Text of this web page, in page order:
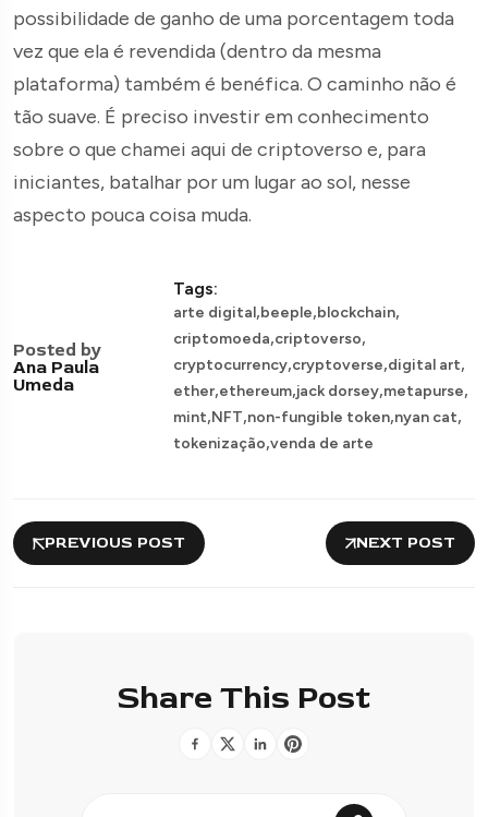
possibilidade de ganho de uma porcentagem toda
vez que ela é revendida (dentro da mesma
plataforma) também é benéfica. O caminho não é
tão suave. É preciso investir em conhecimento
sobre o que chamei aqui de criptoverso e, para
iniciantes, batalhar por um lugar ao sol, nesse
aspecto pouca coisa muda.
Posted by
Ana Paula
Umeda
Tags:
arte digital,beeple,blockchain,
criptomoeda,criptoverso,
cryptocurrency,cryptoverse,digital art,
ether,ethereum,jack dorsey,metapurse,
mint,NFT,non-fungible token,nyan cat,
tokenização,venda de arte
PREVIOUS POST NEXT POST
Share This Post